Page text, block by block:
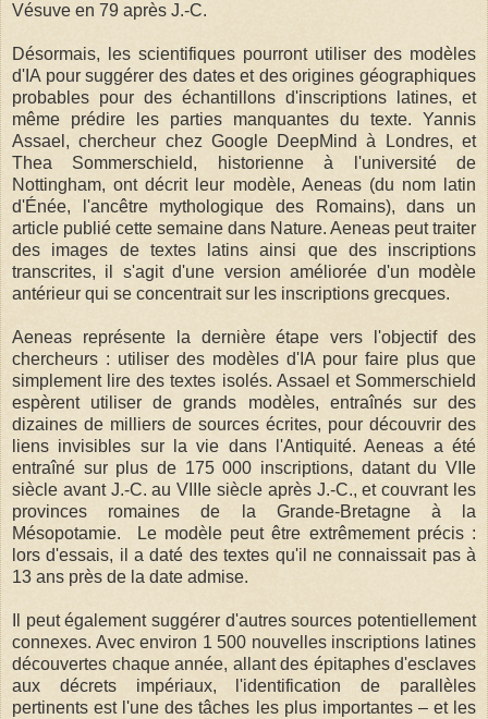
Vésuve en 79 après J.-C.
Désormais, les scientifiques pourront utiliser des modèles
d'IA pour suggérer des dates et des origines géographiques
probables pour des échantillons d'inscriptions latines, et
même prédire les parties manquantes du texte. Yannis
Assael, chercheur chez Google DeepMind à Londres, et
Thea Sommerschield, historienne à l'université de
Nottingham, ont décrit leur modèle, Aeneas (du nom latin
d'Énée, l'ancêtre mythologique des Romains), dans un
article publié cette semaine dans Nature. Aeneas peut traiter
des images de textes latins ainsi que des inscriptions
transcrites, il s'agit d'une version améliorée d'un modèle
antérieur qui se concentrait sur les inscriptions grecques.
Aeneas représente la dernière étape vers l'objectif des
chercheurs : utiliser des modèles d'IA pour faire plus que
simplement lire des textes isolés. Assael et Sommerschield
espèrent utiliser de grands modèles, entraînés sur des
dizaines de milliers de sources écrites, pour découvrir des
liens invisibles sur la vie dans l'Antiquité. Aeneas a été
entraîné sur plus de 175 000 inscriptions, datant du VIIe
siècle avant J.-C. au VIIIe siècle après J.-C., et couvrant les
provinces romaines de la Grande-Bretagne à la
Mésopotamie. Le modèle peut être extrêmement précis :
lors d'essais, il a daté des textes qu'il ne connaissait pas à
13 ans près de la date admise.
Il peut également suggérer d'autres sources potentiellement
connexes. Avec environ 1 500 nouvelles inscriptions latines
découvertes chaque année, allant des épitaphes d'esclaves
aux décrets impériaux, l'identification de parallèles
pertinents est l'une des tâches les plus importantes – et les